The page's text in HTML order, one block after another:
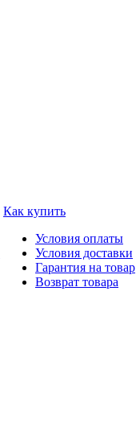
Как купить
Условия оплаты
Условия доставки
Гарантия на товар
Возврат товара